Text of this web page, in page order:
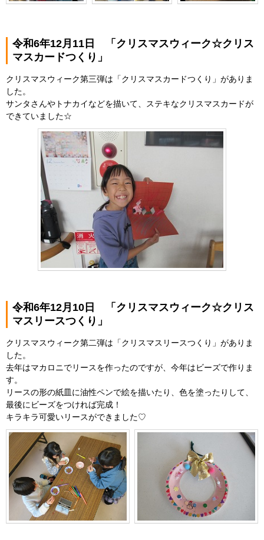
令和6年12月11日 「クリスマスウィーク☆クリス
マスカードつくり」
クリスマスウィーク第三弾は「クリスマスカードつくり」がありま
した。
サンタさんやトナカイなどを描いて、ステキなクリスマスカードが
できていました☆
令和6年12月10日 「クリスマスウィーク☆クリス
マスリースつくり」
クリスマスウィーク第二弾は「クリスマスリースつくり」がありま
した。
去年はマカロニでリースを作ったのですが、今年はビーズで作りま
す。
リースの形の紙皿に油性ペンで絵を描いたり、色を塗ったりして、
最後にビーズをつければ完成！
キラキラ可愛いリースができました♡